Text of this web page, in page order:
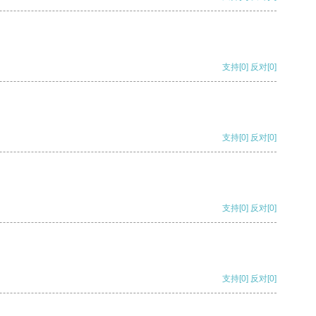
支持[0] 反对[0]
支持[0] 反对[0]
支持[0] 反对[0]
支持[0] 反对[0]